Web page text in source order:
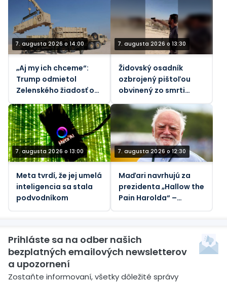
7. augusta 2026 o 14:00
„Aj my ich chceme“:
Trump odmietol
Zelenského žiadosť o
rakety
7. augusta 2026 o 13:30
Židovský osadník
ozbrojený pištoľou
obvinený zo smrti
vodcu komunity na
Západnom brehu
Jordánu (VIDEÁ)
7. augusta 2026 o 13:00
Meta tvrdí, že jej umelá
inteligencia sa stala
podvodníkom
7. augusta 2026 o 12:30
Maďari navrhujú za
prezidenta „Hallow the
Pain Harolda“ –
Prihláste sa na odber našich
bezplatných emailových newsletterov
a upozornení
Zostaňte informovaní, všetky dôležité správy